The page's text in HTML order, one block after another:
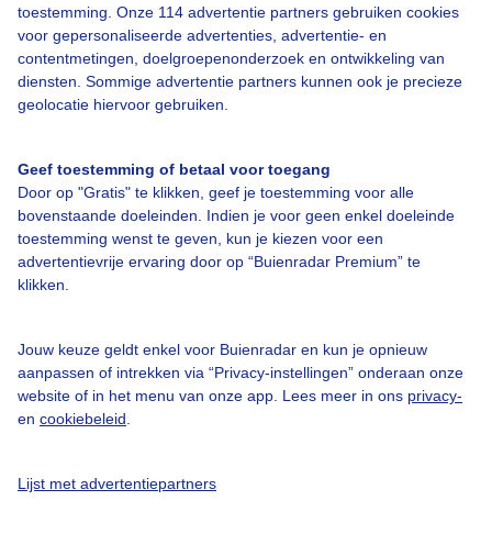
toestemming. Onze 114 advertentie partners gebruiken cookies
voor gepersonaliseerde advertenties, advertentie- en
contentmetingen, doelgroepenonderzoek en ontwikkeling van
diensten. Sommige advertentie partners kunnen ook je precieze
geolocatie hiervoor gebruiken.
Geef toestemming of betaal voor toegang
Door op "Gratis" te klikken, geef je toestemming voor alle
bovenstaande doeleinden. Indien je voor geen enkel doeleinde
toestemming wenst te geven, kun je kiezen voor een
advertentievrije ervaring door op “Buienradar Premium” te
klikken.
Jouw keuze geldt enkel voor Buienradar en kun je opnieuw
aanpassen of intrekken via “Privacy-instellingen” onderaan onze
website of in het menu van onze app. Lees meer in ons privacy-
en cookiebeleid
Lijst met advertentiepartners
Bedrijfsgegevens
Veelgestelde vragen
Contact
Gebruikersvoorwaarden
Adverteren